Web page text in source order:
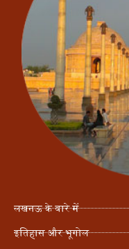
लखनऊ के बारे में
इतिहास और भूगोल